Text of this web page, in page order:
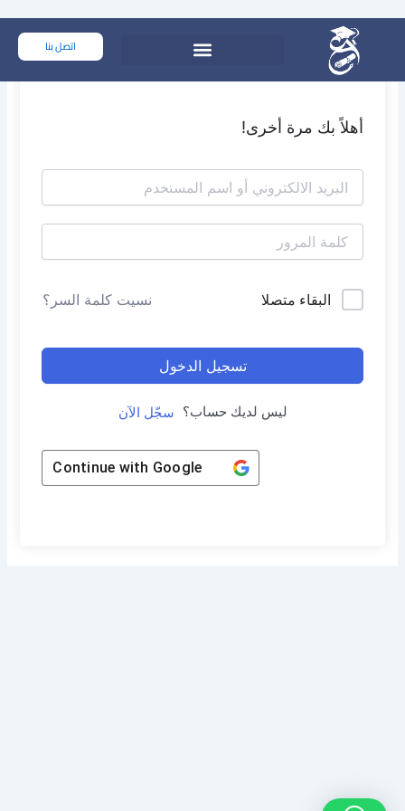
المحتوى
اتصل بنا
أهلاً بك مرة أخرى!
البقاء متصلا نسيت كلمة السر؟
تسجيل الدخول
ليس لديك حساب؟ سجّل الآن
Continue with Google